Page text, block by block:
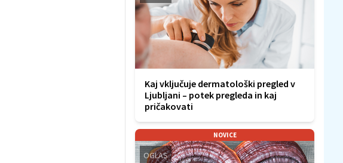
Kaj vključuje dermatološki pregled v
Ljubljani – potek pregleda in kaj
pričakovati
NOVICE
OGLAS